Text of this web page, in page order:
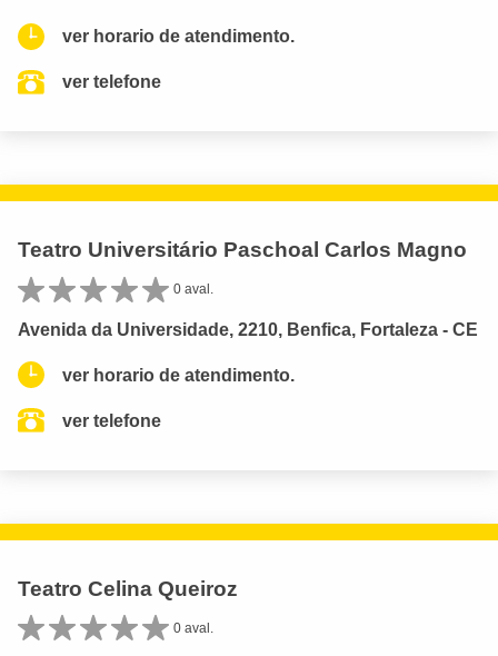
ver horario de atendimento.
ver telefone
Teatro Universitário Paschoal Carlos Magno
0 aval.
Avenida da Universidade, 2210, Benfica, Fortaleza - CE
ver horario de atendimento.
ver telefone
Teatro Celina Queiroz
0 aval.